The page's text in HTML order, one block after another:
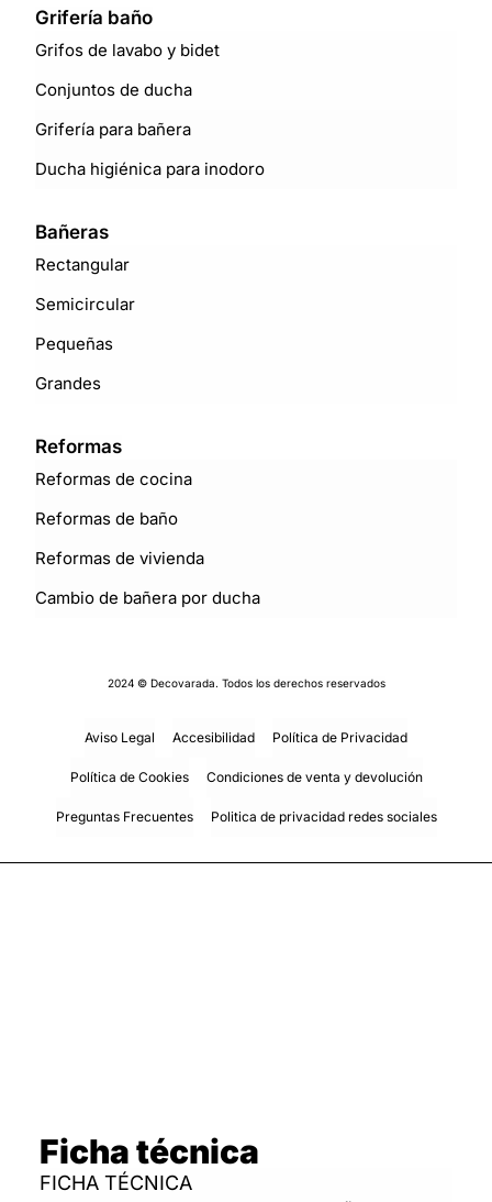
Grifería baño
Grifos de lavabo y bidet
Conjuntos de ducha
Grifería para bañera
Ducha higiénica para inodoro
Bañeras
Rectangular
Semicircular
Pequeñas
Grandes
Reformas
Reformas de cocina
Reformas de baño
Reformas de vivienda
Cambio de bañera por ducha
Aviso Legal Accesibilidad Política de Privacidad
Política de Cookies Condiciones de venta y devolución
Preguntas Frecuentes Politica de privacidad redes sociales
2024 © Decovarada. Todos los derechos reservados
Ficha técnica
FICHA TÉCNICA